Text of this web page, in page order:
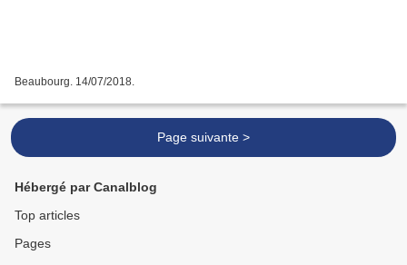
Beaubourg. 14/07/2018.
Page suivante >
Hébergé par Canalblog
Top articles
Pages